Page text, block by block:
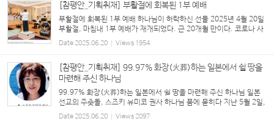
[참평안_기획취재] 부활절에 회복된 1부 예배
부활절에 회복된 1부 예배 하나님이 허락하신 선물 2025년 4월 20일
부활절, 마침내 1부 예배가 재개되었다. 근 20개월 만이다. 코로나 사
태로 일시 멈추었다가 회복되었으나 교회의 사정으로 다시 중단됐었
다. 주일 출근을 해야 해서, 지방으...
Date2025.06.20 Views 1954
[참평안_기획취재] 99.97% 화장(火葬)하는 일본에서 쉴 땅을
마련해 주신 하나님
99.97% 화장(火葬)하는 일본에서 쉴 땅을 마련해 주신 하나님 일본
선교의 주춧돌, 스즈키 유미코 권사 하나님 품에 묻히다 지난 5월 2일,
일본 홋카이도 요이치에서 강태진 목사(도쿄 사이타마 은총 그리스도
교회)의 집례 하에 스즈키 유미코 권사의 ...
Date2025.06.20 Views2097